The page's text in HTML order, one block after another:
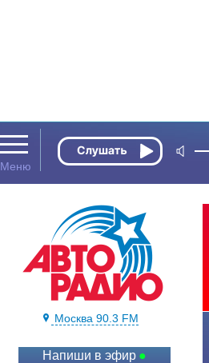
Москва 90.3 FM
Напиши в эфир